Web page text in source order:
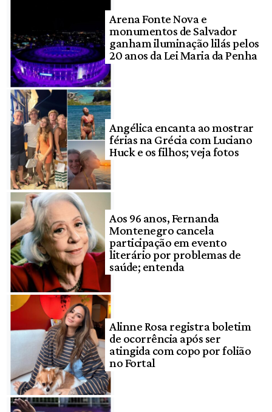
Arena Fonte Nova e
monumentos de Salvador
ganham iluminação lilás pelos
20 anos da Lei Maria da Penha
Angélica encanta ao mostrar
férias na Grécia com Luciano
Huck e os filhos; veja fotos
Aos 96 anos, Fernanda
Montenegro cancela
participação em evento
literário por problemas de
saúde; entenda
Alinne Rosa registra boletim
de ocorrência após ser
atingida com copo por folião
no Fortal